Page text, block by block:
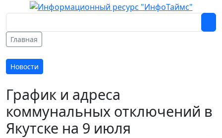
Главная
Новости
График и адреса
коммунальных отключений в
Якутске на 9 июля